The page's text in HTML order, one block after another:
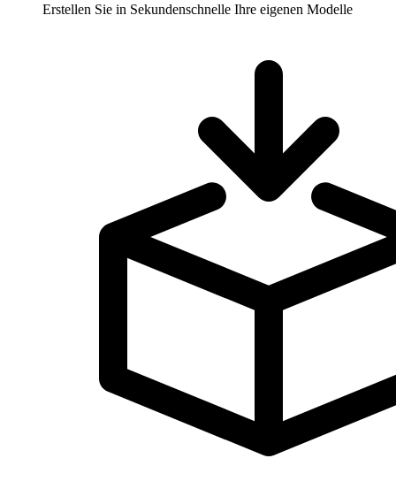
Erstellen Sie in Sekundenschnelle Ihre eigenen Modelle